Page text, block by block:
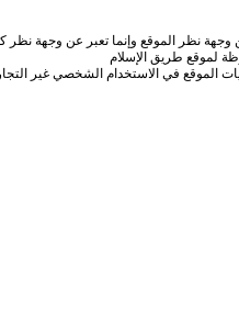
نظر الموقع وإنما تعبر عن وجهة نظر
لموقع طريق الإسلام
الموقع في الاستخدام الشخصي غير